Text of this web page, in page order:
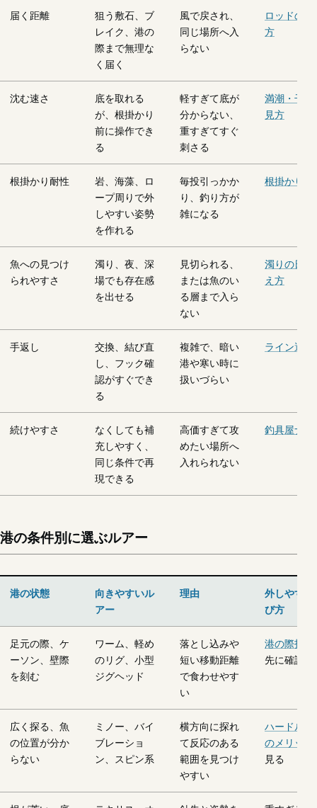
届く距離
狙う敷石、ブ
レイク、港の
際まで無理な
く届く
風で戻され、
同じ場所へ入
らない
ロッドの選
方
沈む速さ
底を取れる
が、根掛かり
前に操作でき
る
軽すぎて底が
分からない、
重すぎてすぐ
刺さる
満潮・干潮
見方
根掛かり耐性
岩、海藻、ロ
ープ周りで外
しやすい姿勢
を作れる
毎投引っかか
り、釣り方が
雑になる
根掛かり回
魚への見つけ
られやすさ
濁り、夜、深
場でも存在感
を出せる
見切られる、
または魚のい
る層まで入ら
ない
濁りの日の
え方
手返し
交換、結び直
し、フック確
認がすぐでき
る
複雑で、暗い
港や寒い時に
扱いづらい
ライン選び
続けやすさ
なくしても補
充しやすく、
同じ条件で再
現できる
高価すぎて攻
めたい場所へ
入れられない
釣具屋ナビ
港の条件別に選ぶルアー
港の状態
向きやすいル
アー
理由
外しやすい
び方
足元の際、ケ
ーソン、壁際
を刻む
ワーム、軽め
のリグ、小型
ジグヘッド
落とし込みや
短い移動距離
で食わせやす
い
港の際打ち
先に確認す
広く探る、魚
の位置が分か
らない
ミノー、バイ
ブレーショ
ン、スピン系
横方向に探れ
て反応のある
範囲を見つけ
やすい
ハードルア
のメリット
見る